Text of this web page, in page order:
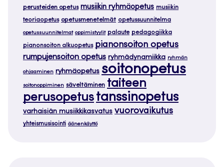
perusteiden opetus musiikin ryhmäopetus musiikin
teoriaopetus opetusmenetelmät opetussuunnitelma
opetussuunnitelmat oppimistyylit palaute pedagogiikka
pianonsoiton alkuopetus pianonsoiton opetus
rumpujensoiton opetus ryhmädynamiikka ryhmän
ohjaaminen ryhmäopetus soitonopetus
soitonoppiminen säveltäminen taiteen
perusopetus tanssinopetus
varhaisiän musiikkikasvatus vuorovaikutus
yhteismusisointi äänenkäyttö